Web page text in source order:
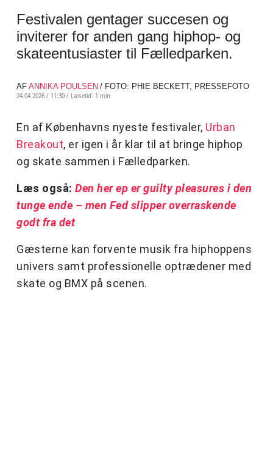
Festivalen gentager succesen og
inviterer for anden gang hiphop- og
skateentusiaster til Fælledparken.
AF ANNIKA POULSEN / FOTO: PHIE BECKETT, PRESSEFOTO
24.04.2026 / 11:30 / Læsetid: 1 min
En af Københavns nyeste festivaler, Urban
Breakout, er igen i år klar til at bringe hiphop
og skate sammen i Fælledparken.
Læs også: Den her ep er guilty pleasures i den
tunge ende – men Fed slipper overraskende
godt fra det
Gæsterne kan forvente musik fra hiphoppens
univers samt professionelle optrædener med
skate og BMX på scenen.